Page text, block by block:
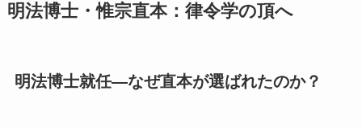
明法博士・惟宗直本：律令学の頂へ
明法博士就任—なぜ直本が選ばれたのか？